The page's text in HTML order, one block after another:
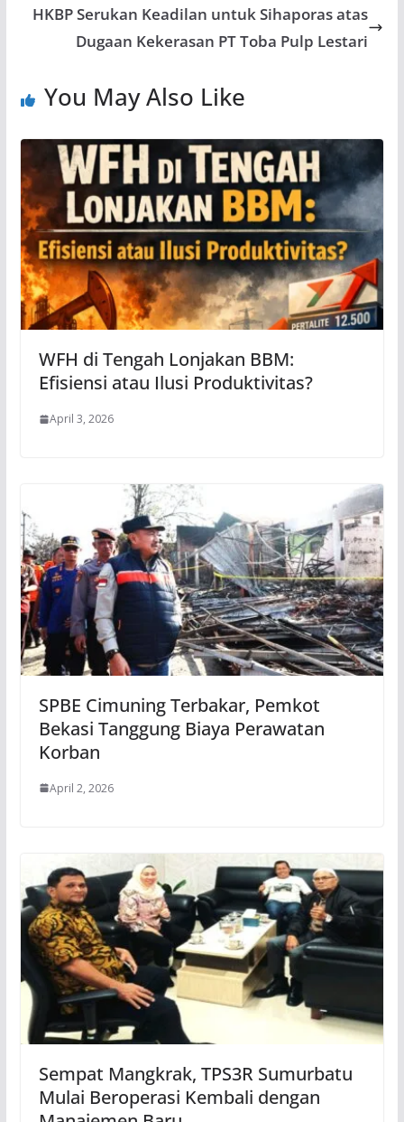
HKBP Serukan Keadilan untuk Sihaporas atas
Dugaan Kekerasan PT Toba Pulp Lestari
You May Also Like
WFH di Tengah Lonjakan BBM:
Efisiensi atau Ilusi Produktivitas?
April 3, 2026
SPBE Cimuning Terbakar, Pemkot
Bekasi Tanggung Biaya Perawatan
Korban
April 2, 2026
Sempat Mangkrak, TPS3R Sumurbatu
Mulai Beroperasi Kembali dengan